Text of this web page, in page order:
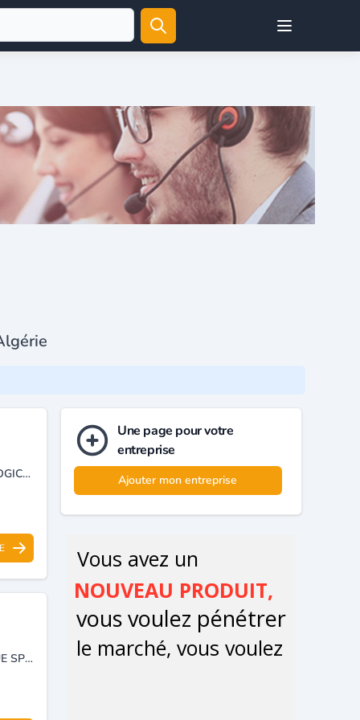
Open user menu
ENTREPRISE SPECIALISEE EN INFORMATIQUE, DEVELOPPEMENT DE LOGICIELS, CREATION DE SITES WEB, SOLUTIONS DIGITALES ET SERVICES TECHNOLOGIQUES.
NOUS SOMMES UNE ENTREPRISE DE DÉVELOPPEMENT INFORMATIQUE SPÉCIALISÉE DANS LA CRÉATION DE SOLUTIONS SUR MESURE, ADAPTÉES AUX BESOINS SPÉCIFIQUES DE CHACUN DE NOS CLIENTS.
Une page pour votre
entreprise
Ajouter mon entreprise